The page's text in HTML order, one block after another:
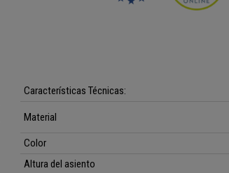
Características Técnicas:
Material
Color
Altura del asiento